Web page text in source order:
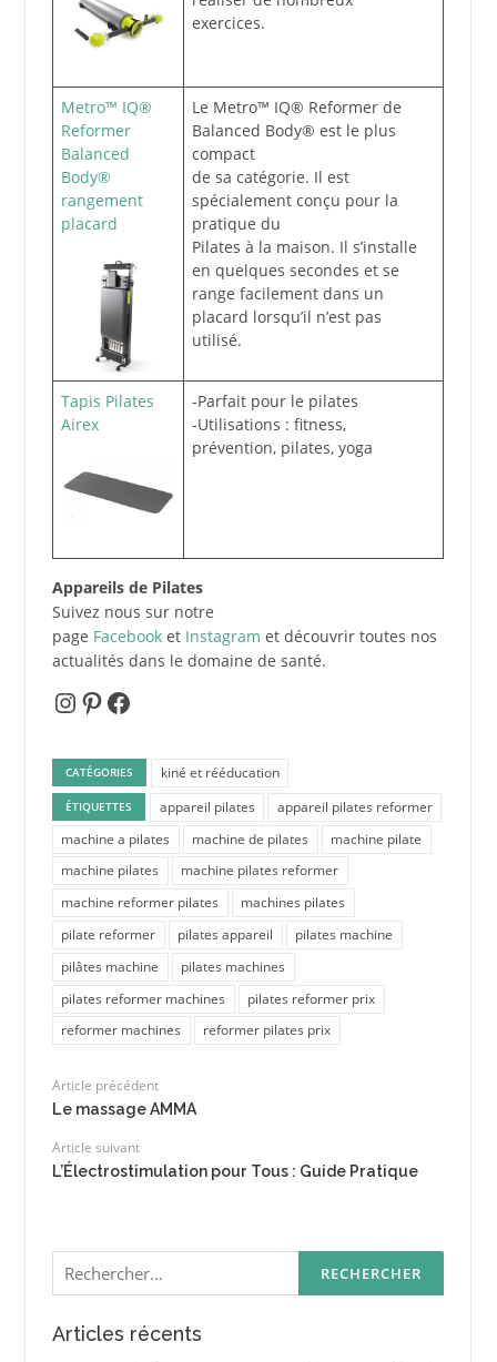
exercices.
Metro™ IQ®
Reformer
Balanced
Body®
rangement
placard
Le Metro™ IQ® Reformer de
Balanced Body® est le plus
compact
de sa catégorie. Il est
spécialement conçu pour la
pratique du
Pilates à la maison. Il s’installe
en quelques secondes et se
range facilement dans un
placard lorsqu’il n’est pas
utilisé.
Tapis Pilates
Airex
-Parfait pour le pilates
-Utilisations : fitness,
prévention, pilates, yoga
Appareils de Pilates
Suivez nous sur notre
page Facebooket Instagram et découvrir toutes nos
actualités dans le domaine de santé.
Instagram
Pinterest
Facebook
CATÉGORIES kiné et rééducation
ÉTIQUETTES appareil pilates
appareil pilates reformer
machine a pilates
machine de pilates
machine pilate
machine pilates
machine pilates reformer
machine reformer pilates
machines pilates
pilate reformer
pilates appareil
pilates machine
pilâtes machine
pilates machines
pilates reformer machines
pilates reformer prix
reformer machines
reformer pilates prix
Article précédent
Le massage AMMA
Article suivant
L’Électrostimulation pour Tous : Guide Pratique
Rechercher :
Articles récents